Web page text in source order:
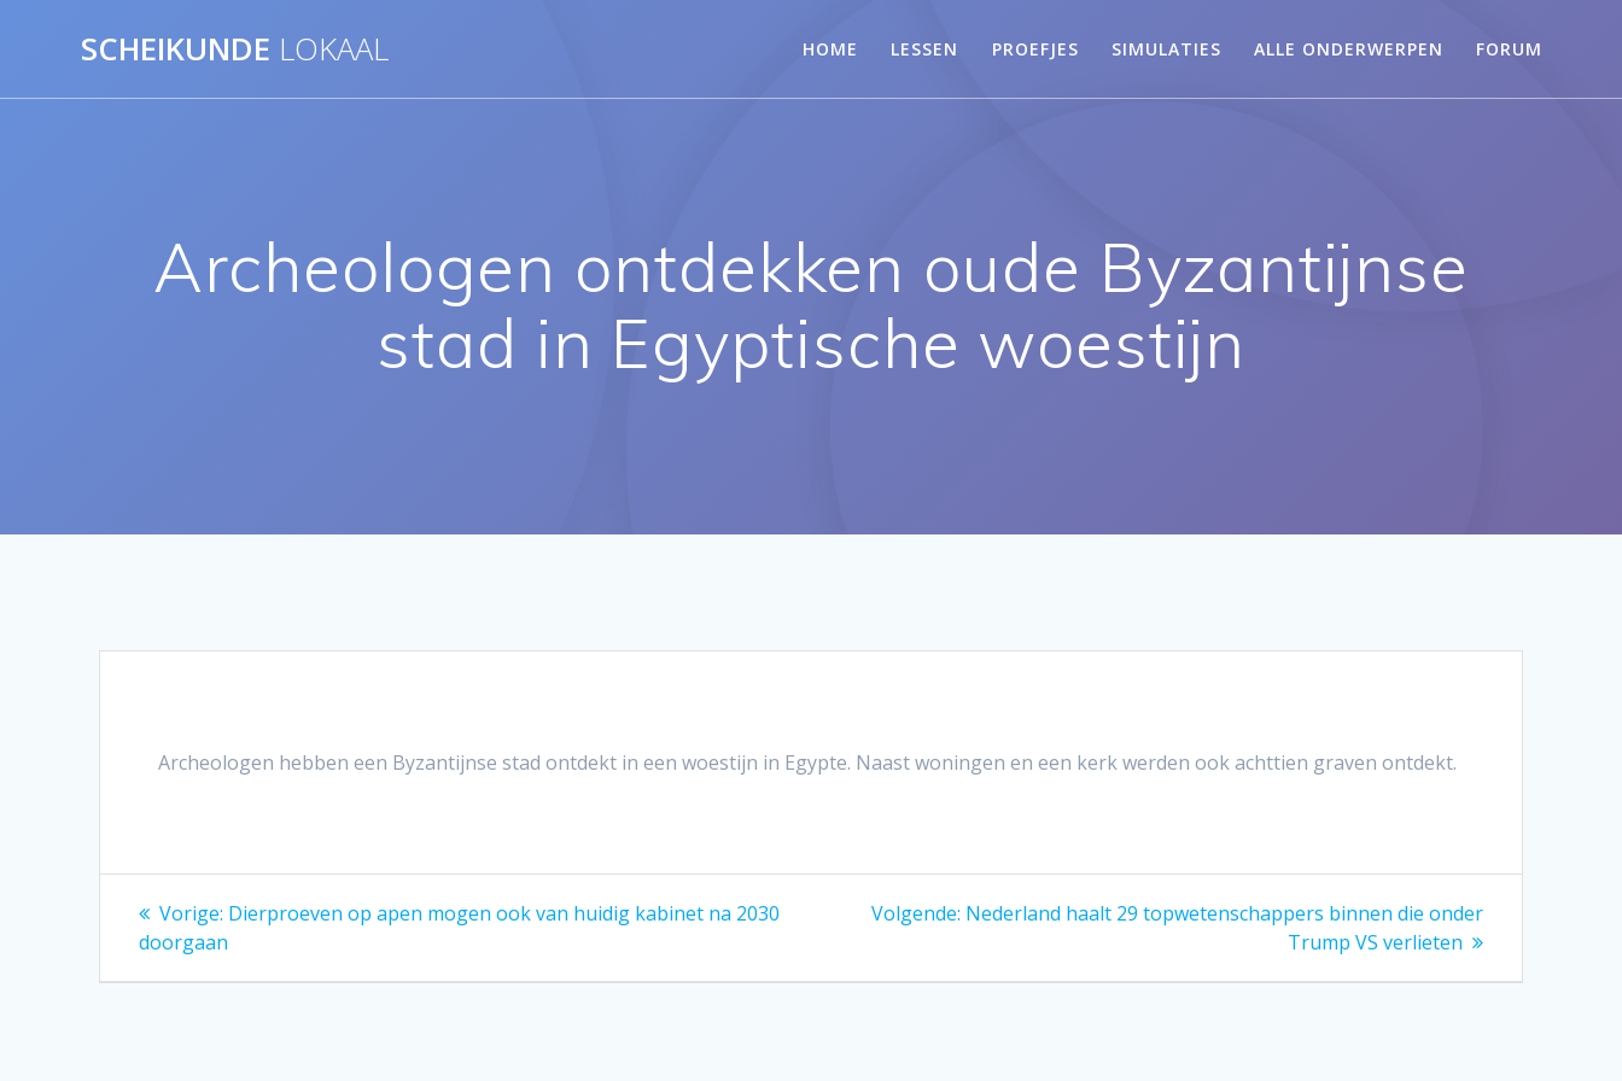
inhoud
SCHEIKUNDE LOKAAL HOME LESSEN PROEFJES SIMULATIES ALLE ONDERWERPEN FORUM
Archeologen ontdekken oude Byzantijnse
stad in Egyptische woestijn
Archeologen hebben een Byzantijnse stad ontdekt in een woestijn in Egypte. Naast woningen en een kerk werden ook achttien graven ontdekt.
Bericht
navigatie
Vorige: Vorig
Dierproeven op apen mogen ook van huidig kabinet na 2030
doorgaan
Volgende: Volgend
Nederland haalt 29 topwetenschappers binnen die onder
Trump VS verlieten